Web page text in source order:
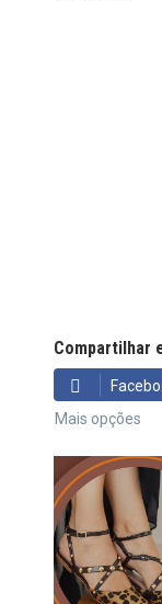
Compartilhar
Mais opções